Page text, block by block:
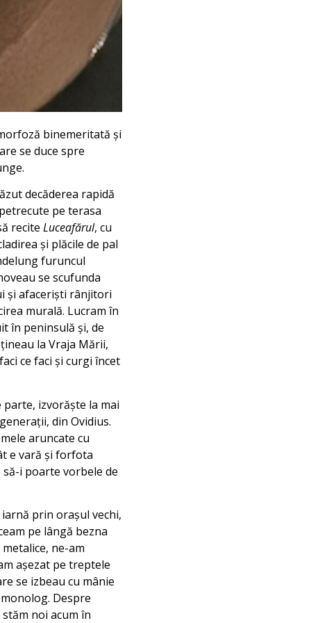
binemeritată și
se duce spre
decăderea rapidă
pe terasa
recite Luceafărul, cu
și plăcile de pal
furuncul
se scufunda
și afaceriști rânjitori
murală. Lucram în
în peninsulă și, de
la Vraja Mării,
ce faci și curgi încet
izvorăște la mai
din Ovidius.
aruncate cu
e vară și forfota
i poarte vorbele de
prin orașul vechi,
pe lângă bezna
ne-am
așezat pe treptele
se izbeau cu mânie
Despre
noi acum în